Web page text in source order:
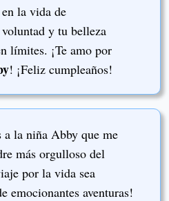
la vida de
y tu belleza
límites. ¡Te amo por
! ¡Feliz cumpleaños!
a la niña Abby que me
más orgulloso del
por la vida sea
emocionantes aventuras!